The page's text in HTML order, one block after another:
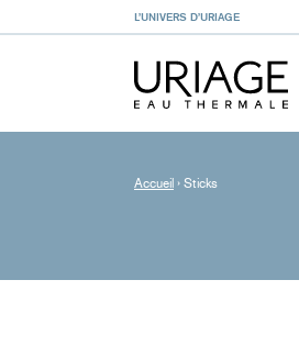
L’UNIVERS D’URIAGE
Accueil › Sticks